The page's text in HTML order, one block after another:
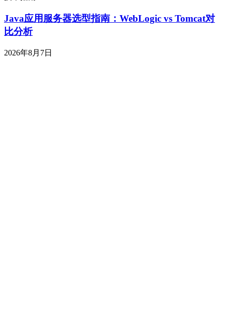
Java应用服务器选型指南：WebLogic vs Tomcat对
比分析
2026年8月7日